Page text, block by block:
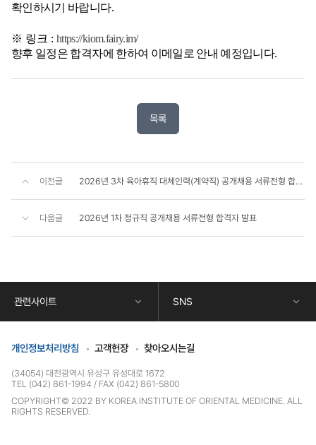
확인하시기 바랍니다.
※ 링크 : https://kiom.fairy.im/
향후 일정은 합격자에 한하여 이메일로 안내 예정입니다.
목록
이전글 2026년 3차 육아휴직 대체인력(계약직) 공개채용 서류전형 합격자 발표
다음글 2026년 1차 정규직 공개채용 서류전형 합격자 발표
하
단
보
관련사이트 SNS
개인정보처리방침 고객헌장 찾아오시는길
(34054) 대전광역시 유성구 유성대로 1672
TEL (042) 861-1994
FAX (042) 861-5800
COPYRIGHT© 2022 BY KOREA INSTITUTE OF ORIENTAL MEDICINE. ALL
RIGHTS RESERVED.